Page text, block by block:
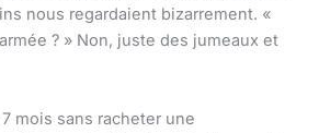
nous regardaient bizarrement. «
? » Non, juste des jumeaux et
mois sans racheter une